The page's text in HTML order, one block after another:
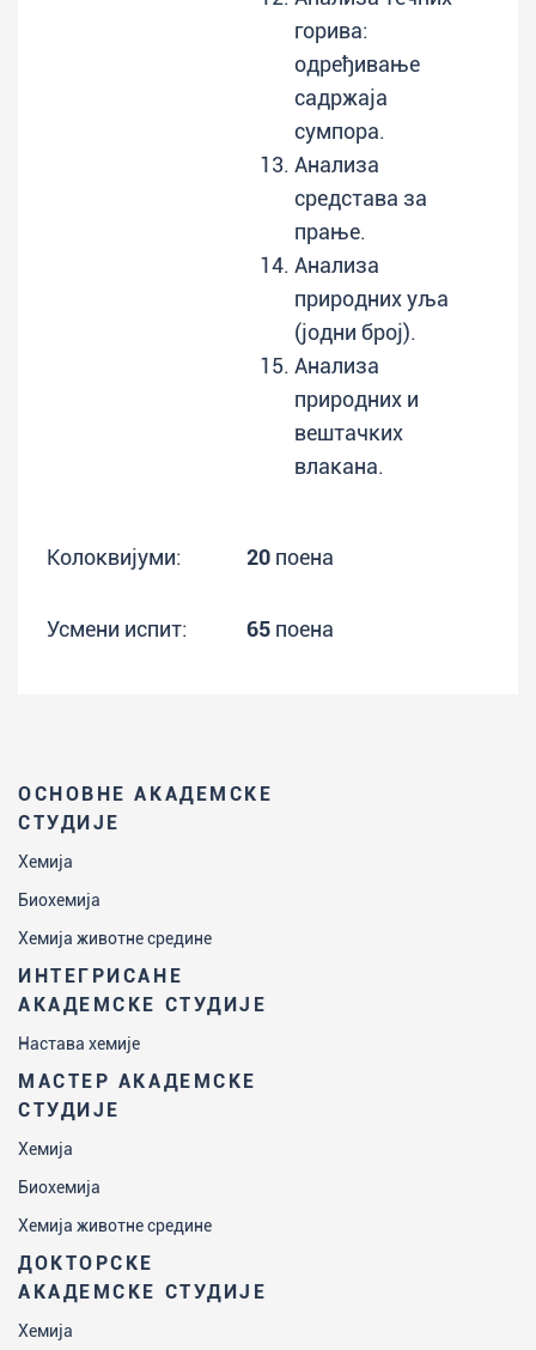
ОСНОВНЕ АКАДЕМСКЕ
СТУДИЈЕ
Хемија
Биохемија
Хемија животне средине
ИНТЕГРИСАНЕ
АКАДЕМСКЕ СТУДИЈЕ
Настава хемије
МАСТЕР АКАДЕМСКЕ
СТУДИЈЕ
Хемија
Биохемија
Хемија животне средине
ДОКТОРСКЕ
АКАДЕМСКЕ СТУДИЈЕ
Хемија
горива:
одређивање
садржаја
сумпора.
Анализа
средстава за
прање.
Анализа
природних уља
(јодни број).
Анализа
природних и
вештачких
влакана.
Колоквијуми: 20 поена
Усмени испит: 65 поена